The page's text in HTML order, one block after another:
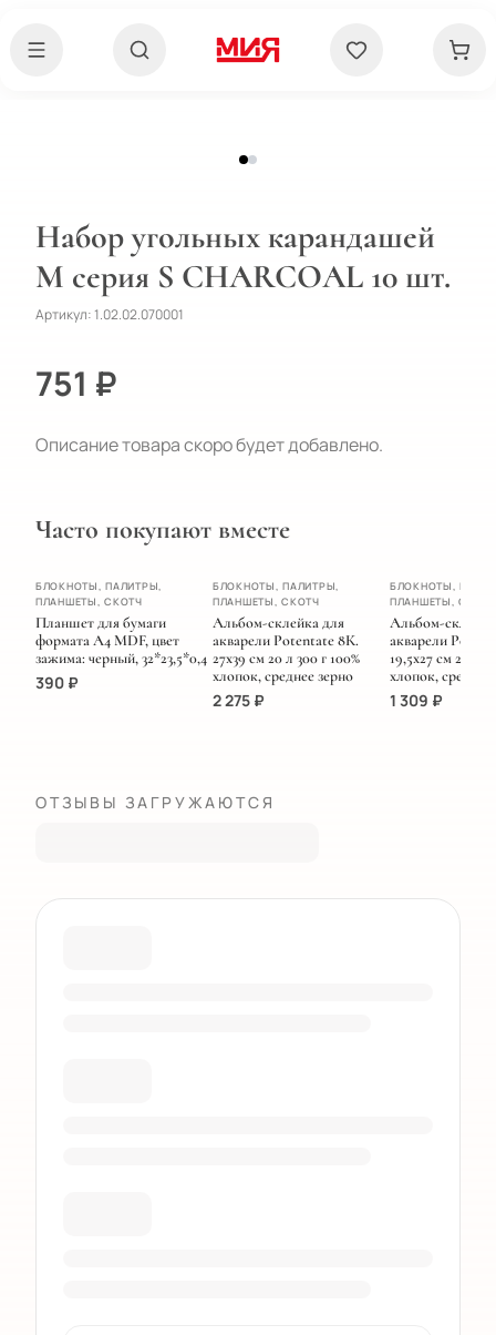
Набор угольных карандашей
M серия S CHARCOAL 10 шт.
Артикул:1.02.02.070001
751 ₽
Описание товара скоро будет добавлено.
Часто покупают вместе
ХИТ
НОВИНКА
БЛОКНОТЫ, ПАЛИТРЫ,
ПЛАНШЕТЫ, СКОТЧ
Планшет для бумаги
формата А4 MDF, цвет
зажима: черный, 32*23,5*0,4
390 ₽
БЛОКНОТЫ, ПАЛИТРЫ,
ПЛАНШЕТЫ, СКОТЧ
Альбом-склейка для
акварели Potentate 8К.
27х39 см 20 л 300 г 100%
хлопок, среднее зерно
2 275 ₽
БЛОКНОТЫ,
ПЛАНШЕТЫ, СКОТЧ
Альбом-
акварели
19,5х27 см 20 л
хлопок, среднее
1 309 ₽
ОТЗЫВЫ ЗАГРУЖАЮТСЯ